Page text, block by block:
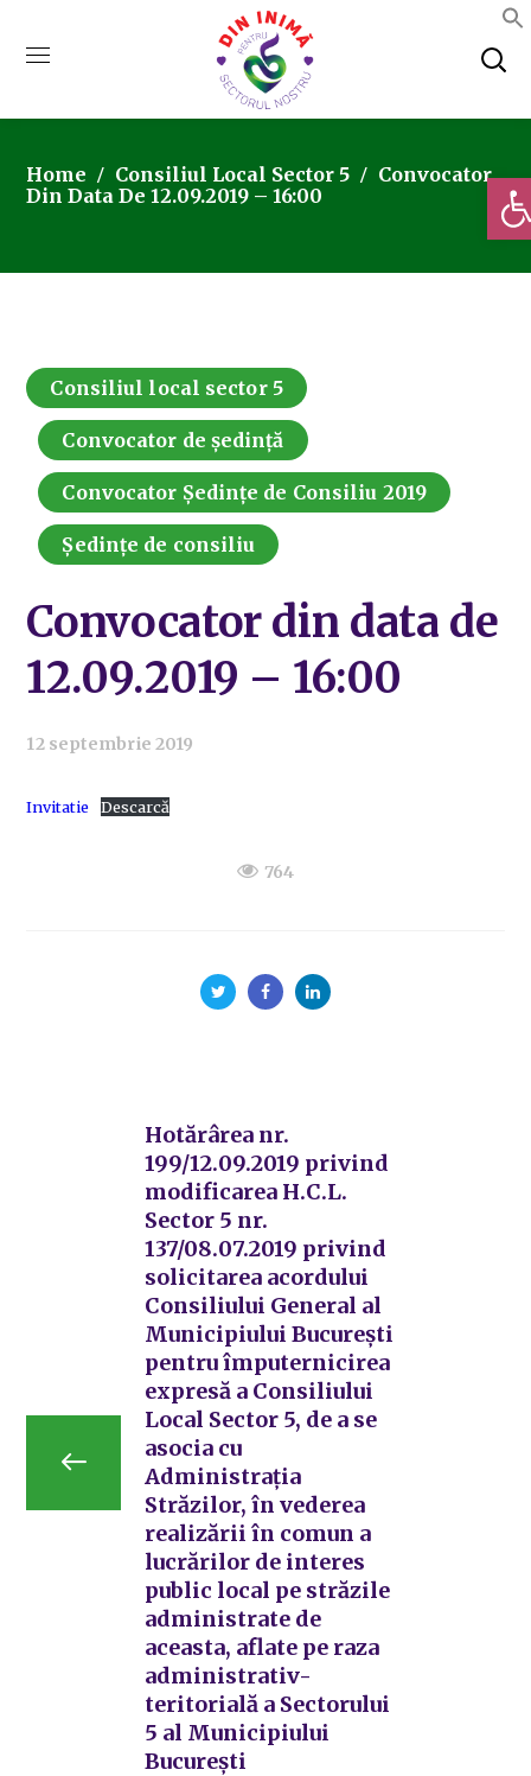
Home Consiliul Local Sector 5
Convocator
Din Data De 12.09.2019 – 16:00
Consiliul local sector 5
Convocator de ședință
Convocator Ședințe de Consiliu 2019
Ședințe de consiliu
Convocator din data de
12.09.2019 – 16:00
12 septembrie 2019
Invitatie Descarcă
764
Hotărârea nr.
199/12.09.2019 privind
modificarea H.C.L.
Sector 5 nr.
137/08.07.2019 privind
solicitarea acordului
Consiliului General al
Municipiului București
pentru împuternicirea
expresă a Consiliului
Local Sector 5, de a se
asocia cu
Administrația
Străzilor, în vederea
realizării în comun a
lucrărilor de interes
public local pe străzile
administrate de
aceasta, aflate pe raza
administrativ-
teritorială a Sectorului
5 al Municipiului
București